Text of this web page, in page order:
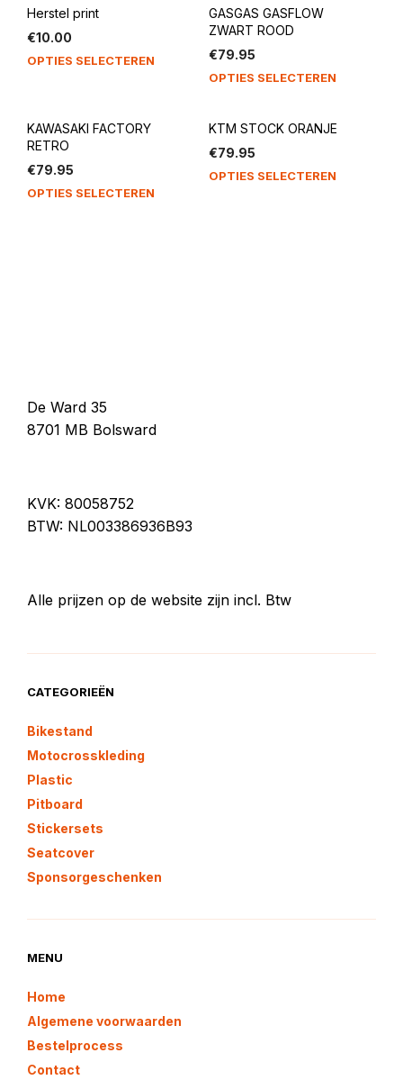
Herstel print
€10.00
OPTIES SELECTEREN
GASGAS GASFLOW
ZWART ROOD
€79.95
OPTIES SELECTEREN
KAWASAKI FACTORY
RETRO
€79.95
OPTIES SELECTEREN
KTM STOCK ORANJE
€79.95
OPTIES SELECTEREN
De Ward 35
8701 MB Bolsward
KVK: 80058752
BTW: NL003386936B93
Alle prijzen op de website zijn incl. Btw
CATEGORIEËN
Bikestand
Motocrosskleding
Plastic
Pitboard
Stickersets
Seatcover
Sponsorgeschenken
MENU
Home
Algemene voorwaarden
Bestelprocess
Contact